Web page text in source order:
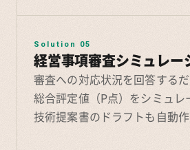
Solution 05
経営事項審査シミュレー
審査への対応状況を回答するだ
総合評定値（P点）をシミュレ
技術提案書のドラフトも自動作